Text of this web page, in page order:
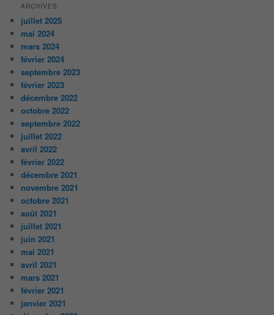
ARCHIVES
juillet 2025
mai 2024
mars 2024
février 2024
septembre 2023
février 2023
décembre 2022
octobre 2022
septembre 2022
juillet 2022
avril 2022
février 2022
décembre 2021
novembre 2021
octobre 2021
août 2021
juillet 2021
juin 2021
mai 2021
avril 2021
mars 2021
février 2021
janvier 2021